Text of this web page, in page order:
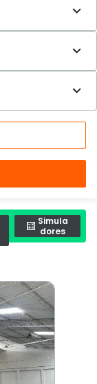
Simula
dores